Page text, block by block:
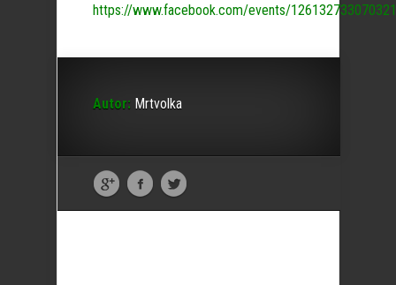
https://www.facebook.com/events/
Autor: Mrtvolka